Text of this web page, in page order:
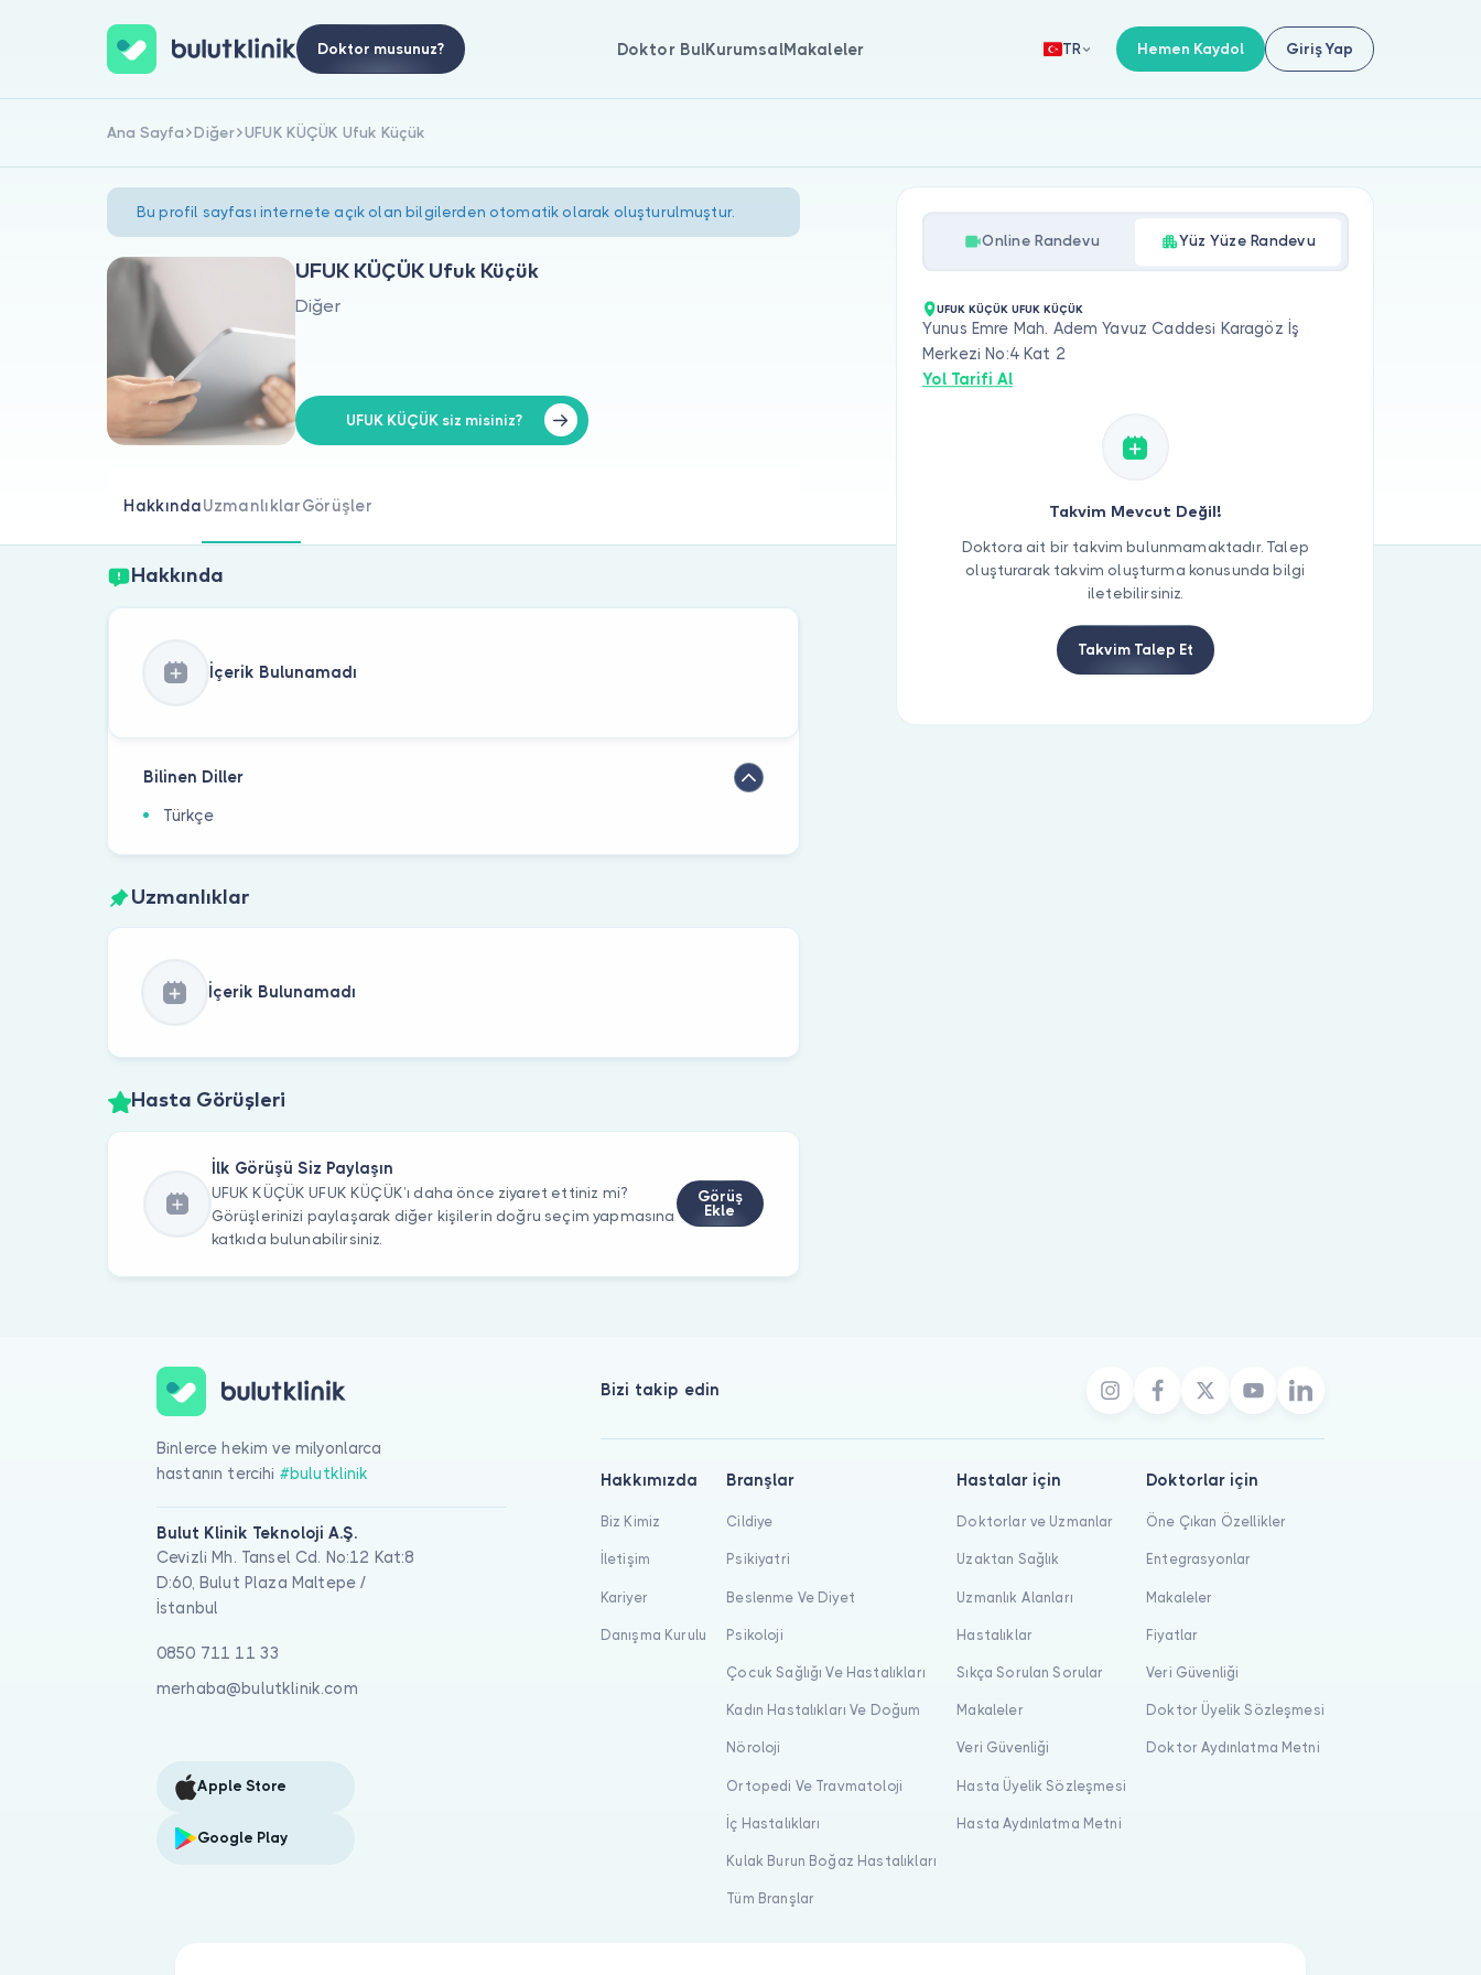
Doktor musunuz? Doktor BulKurumsalMakaleler TR Hemen Kaydol Giriş Yap
Ana Sayfa Diğer UFUK KÜÇÜK Ufuk Küçük
Bu profil sayfası internete açık olan bilgilerden otomatik olarak oluşturulmuştur.
UFUK KÜÇÜK Ufuk Küçük
Diğer
UFUK KÜÇÜK siz misiniz?
HakkındaUzmanlıklarGörüşler
Hakkında
İçerik Bulunamadı
Bilinen Diller
Türkçe
Uzmanlıklar
İçerik Bulunamadı
Hasta Görüşleri
İlk Görüşü Siz Paylaşın
UFUK KÜÇÜK UFUK KÜÇÜK’ı daha önce ziyaret ettiniz mi?
Görüşlerinizi paylaşarak diğer kişilerin doğru seçim yapmasına
katkıda bulunabilirsiniz.
Görüş
Ekle
Online Randevu Yüz Yüze Randevu
UFUK KÜÇÜK UFUK KÜÇÜK
Yunus Emre Mah. Adem Yavuz Caddesi Karagöz İş
Merkezi No:4 Kat 2
Yol Tarifi Al
Takvim Mevcut Değil!
Doktora ait bir takvim bulunmamaktadır. Talep
oluşturarak takvim oluşturma konusunda bilgi
iletebilirsiniz.
Takvim Talep Et
Binlerce hekim ve milyonlarca
hastanın tercihi #bulutklinik
Bulut Klinik Teknoloji A.Ş.
Cevizli Mh. Tansel Cd. No:12 Kat:8
D:60, Bulut Plaza Maltepe /
İstanbul
0850 711 11 33
merhaba@bulutklinik.com
Apple Store
Google Play
Bizi takip edin
Hakkımızda
Biz Kimiz
İletişim
Kariyer
Danışma Kurulu
Branşlar
Cildiye
Psikiyatri
Beslenme Ve Diyet
Psikoloji
Çocuk Sağlığı Ve Hastalıkları
Kadın Hastalıkları Ve Doğum
Nöroloji
Ortopedi Ve Travmatoloji
İç Hastalıkları
Kulak Burun Boğaz Hastalıkları
Tüm Branşlar
Hastalar için
Doktorlar ve Uzmanlar
Uzaktan Sağlık
Uzmanlık Alanları
Hastalıklar
Sıkça Sorulan Sorular
Makaleler
Veri Güvenliği
Hasta Üyelik Sözleşmesi
Hasta Aydınlatma Metni
Doktorlar için
Öne Çıkan Özellikler
Entegrasyonlar
Makaleler
Fiyatlar
Veri Güvenliği
Doktor Üyelik Sözleşmesi
Doktor Aydınlatma Metni